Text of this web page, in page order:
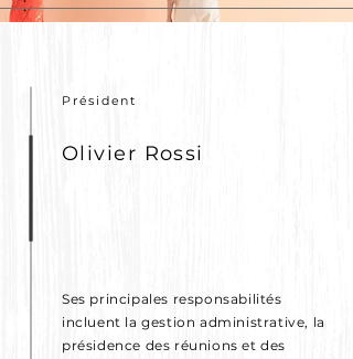
Président
Olivier Rossi
Ses principales responsabilités
incluent la gestion administrative, la
présidence des réunions et des